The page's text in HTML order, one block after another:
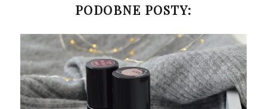
PODOBNE POSTY: